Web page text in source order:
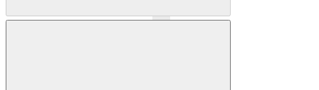
Précédent